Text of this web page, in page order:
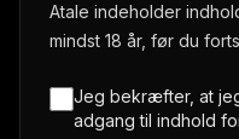
Atale indeholder
mindst 18 år, før du
Jeg bekræfter, at
adgang til indhold